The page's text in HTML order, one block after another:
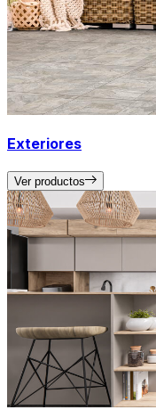
Exteriores
Ver productos